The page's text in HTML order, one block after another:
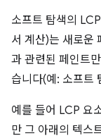
소프트 탐색의
서 계산)는 새로운
과 관련된 페인트
습니다(예: 소프트
예를 들어 LCP 요
만 그 아래의 텍스